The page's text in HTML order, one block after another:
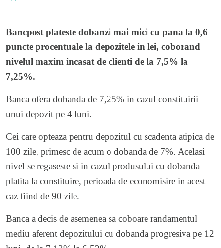
Bancpost plateste dobanzi mai mici cu pana la 0,6
puncte procentuale la depozitele in lei, coborand
nivelul maxim incasat de clienti de la 7,5% la
7,25%.
Banca ofera dobanda de 7,25% in cazul constituirii
unui depozit pe 4 luni.
Cei care opteaza pentru depozitul cu scadenta atipica de
100 zile, primesc de acum o dobanda de 7%. Acelasi
nivel se regaseste si in cazul produsului cu dobanda
platita la constituire, perioada de economisire in acest
caz fiind de 90 zile.
Banca a decis de asemenea sa coboare randamentul
mediu aferent depozitului cu dobanda progresiva pe 12